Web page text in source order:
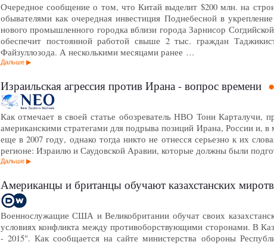
Очередное сообщение о том, что Китай выделит $200 млн. на
обывателями как очередная инвестиция Поднебесной в
нового промышленного городка вблизи города Зарнисор
обеспечит постоянной работой свыше 2 тыс. граждан
Файзуллозода. А несколькими месяцами ранее …
Дальше
Израильская агрессия против Ирана - вопрос времени
Как отмечает в своей статье обозреватель НВО Тони
американскими стратегами для подрыва позиций Ирана, России и,
еще в 2007 году, однако тогда никто не отнесся серьезно к их
регионе: Израилю и Саудовской Аравии, которые должны были
Дальше
Американцы и британцы обучают казахстанских
Военнослужащие США и Великобритании обучат своих
условиях конфликта между противоборствующими сторонами. В
- 2015". Как сообщается на сайте министерства обороны